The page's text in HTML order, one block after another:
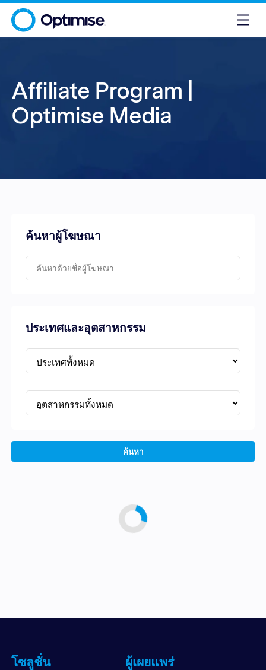
Affiliate Program |
Optimise Media
ค้นหาผู้โฆษณา
ประเทศและอุตสาหกรรม
ค้นหา
โซลูชั่น ผู้เผยแพร่